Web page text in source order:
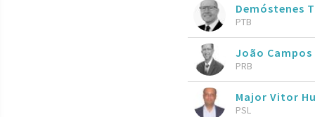
Demóstenes
PTB
João Campos
PRB
Major Vitor
PSL